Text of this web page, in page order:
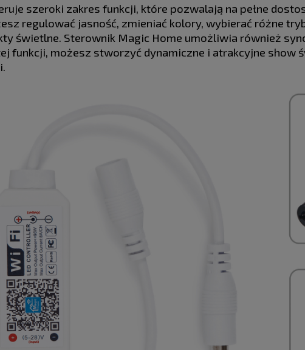
szeroki zakres funkcji, które pozwalają na pełne
regulować jasność, zmieniać kolory, wybierać różne
świetlne. Sterownik Magic Home umożliwia również
funkcji, możesz stworzyć dynamiczne i atrakcyjne show